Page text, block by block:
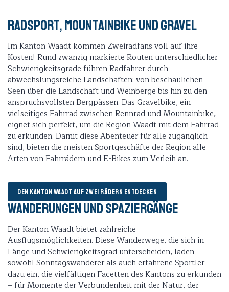
Radsport, Mountainbike und Gravel
Im Kanton Waadt kommen Zweiradfans voll auf ihre
Kosten! Rund zwanzig markierte Routen unterschiedlicher
Schwierigkeitsgrade führen Radfahrer durch
abwechslungsreiche Landschaften: von beschaulichen
Seen über die Landschaft und Weinberge bis hin zu den
anspruchsvollsten Bergpässen. Das Gravelbike, ein
vielseitiges Fahrrad zwischen Rennrad und Mountainbike,
eignet sich perfekt, um die Region Waadt mit dem Fahrrad
zu erkunden. Damit diese Abenteuer für alle zugänglich
sind, bieten die meisten Sportgeschäfte der Region alle
Arten von Fahrrädern und E-Bikes zum Verleih an.
DEN KANTON WAADT AUF ZWEI RÄDERN ENTDECKEN
Wanderungen und Spaziergänge
Der Kanton Waadt bietet zahlreiche
Ausflugsmöglichkeiten. Diese Wanderwege, die sich in
Länge und Schwierigkeitsgrad unterscheiden, laden
sowohl Sonntagswanderer als auch erfahrene Sportler
dazu ein, die vielfältigen Facetten des Kantons zu erkunden
– für Momente der Verbundenheit mit der Natur, der